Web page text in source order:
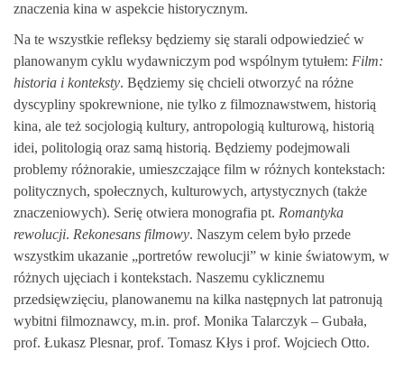
znaczenia kina w aspekcie historycznym.
Na te wszystkie refleksy będziemy się starali odpowiedzieć w
planowanym cyklu wydawniczym pod wspólnym tytułem: Film:
historia i konteksty. Będziemy się chcieli otworzyć na różne
dyscypliny spokrewnione, nie tylko z filmoznawstwem, historią
kina, ale też socjologią kultury, antropologią kulturową, historią
idei, politologią oraz samą historią. Będziemy podejmowali
problemy różnorakie, umieszczające film w różnych kontekstach:
politycznych, społecznych, kulturowych, artystycznych (także
znaczeniowych). Serię otwiera monografia pt. Romantyka
rewolucji. Rekonesans filmowy. Naszym celem było przede
wszystkim ukazanie „portretów rewolucji” w kinie światowym, w
różnych ujęciach i kontekstach. Naszemu cyklicznemu
przedsięwzięciu, planowanemu na kilka następnych lat patronują
wybitni filmoznawcy, m.in. prof. Monika Talarczyk – Gubała,
prof. Łukasz Plesnar, prof. Tomasz Kłys i prof. Wojciech Otto.